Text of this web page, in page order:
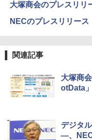
大塚商会のプレスリリ
NECのプレスリリース
関連記事
大塚商
otData
デジタ
―、